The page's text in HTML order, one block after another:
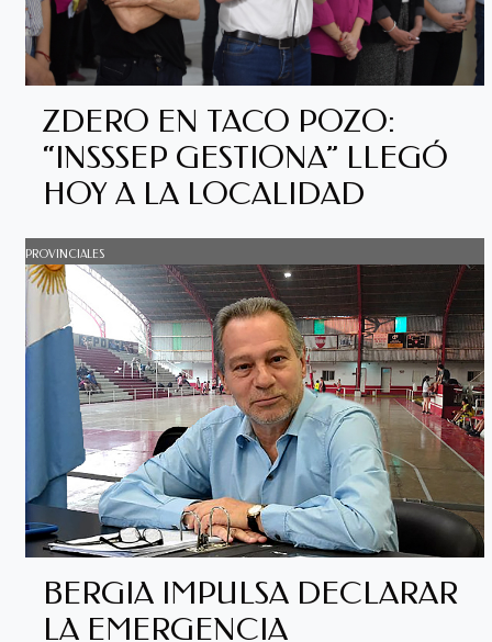
ZDERO EN TACO POZO:
“INSSSEP GESTIONA” LLEGÓ
HOY A LA LOCALIDAD
PROVINCIALES
BERGIA IMPULSA DECLARAR
LA EMERGENCIA